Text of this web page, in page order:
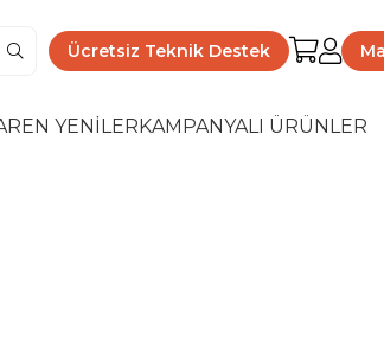
Ücretsiz Teknik Destek
EN YENİLERKAMPANYALI ÜRÜNLER